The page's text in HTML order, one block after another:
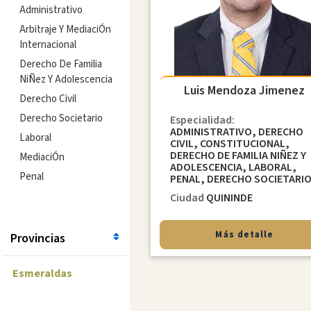
Administrativo
Arbitraje Y MediaciÓn
Internacional
Derecho De Familia
NiÑez Y Adolescencia
Derecho Civil
Derecho Societario
Laboral
MediaciÓn
Penal
Provincias
Esmeraldas
Luis Mendoza Jimenez
Especialidad:
ADMINISTRATIVO, DERECHO
CIVIL, CONSTITUCIONAL,
DERECHO DE FAMILIA NIÑEZ Y
ADOLESCENCIA, LABORAL,
PENAL, DERECHO
Ciudad QUININDE
Más detalle